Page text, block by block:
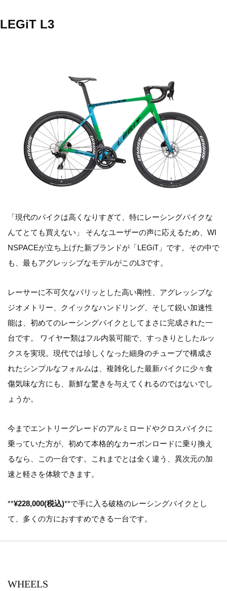
LEGiT L3
「現代のバイクは高くなりすぎて、特にレーシングバイクな
んてとても買えない」 そんなユーザーの声に応えるため、WI
NSPACEが立ち上げた新ブランドが「LEGiT」です。その中で
も、最もアグレッシブなモデルがこのL3です。
レーサーに不可欠なパリッとした高い剛性、アグレッシブな
ジオメトリー、クイックなハンドリング、そして鋭い加速性
能は、初めてのレーシングバイクとしてまさに完成された一
台です。 ワイヤー類はフル内装可能で、すっきりとしたルッ
クスを実現。現代では珍しくなった細身のチューブで構成さ
れたシンプルなフォルムは、複雑化した最新バイクに少々食
傷気味な方にも、新鮮な驚きを与えてくれるのではないでし
ょうか。
今までエントリーグレードのアルミロードやクロスバイクに
乗っていた方が、初めて本格的なカーボンロードに乗り換え
るなら、この一台です。これまでとは全く違う、異次元の加
速と軽さを体験できます。
**¥228,000(税込)**で手に入る破格のレーシングバイクとし
て、多くの方におすすめできる一台です。
WHEELS